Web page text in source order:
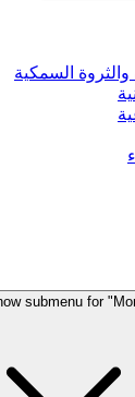
والثروة السمكية
submenu for